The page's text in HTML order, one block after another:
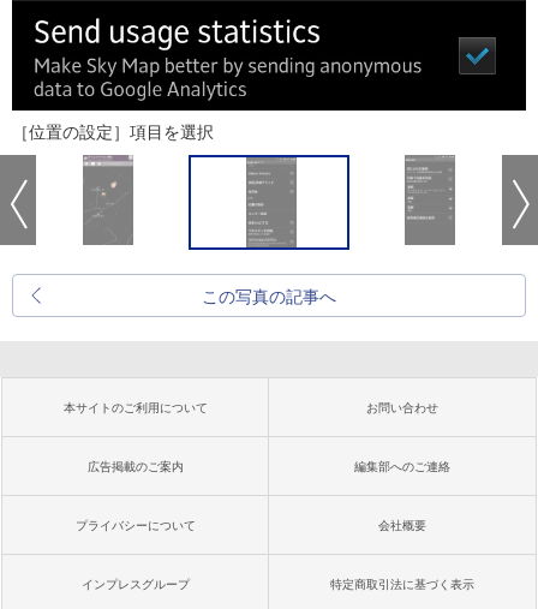
［位置の設定］項目を選択
この写真の記事へ
本サイトのご利用について お問い合わせ
広告掲載のご案内 編集部へのご連絡
プライバシーについて 会社概要
インプレスグループ 特定商取引法に基づく表示